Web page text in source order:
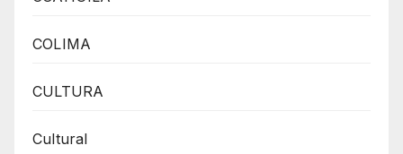
COLIMA
CULTURA
Cultural